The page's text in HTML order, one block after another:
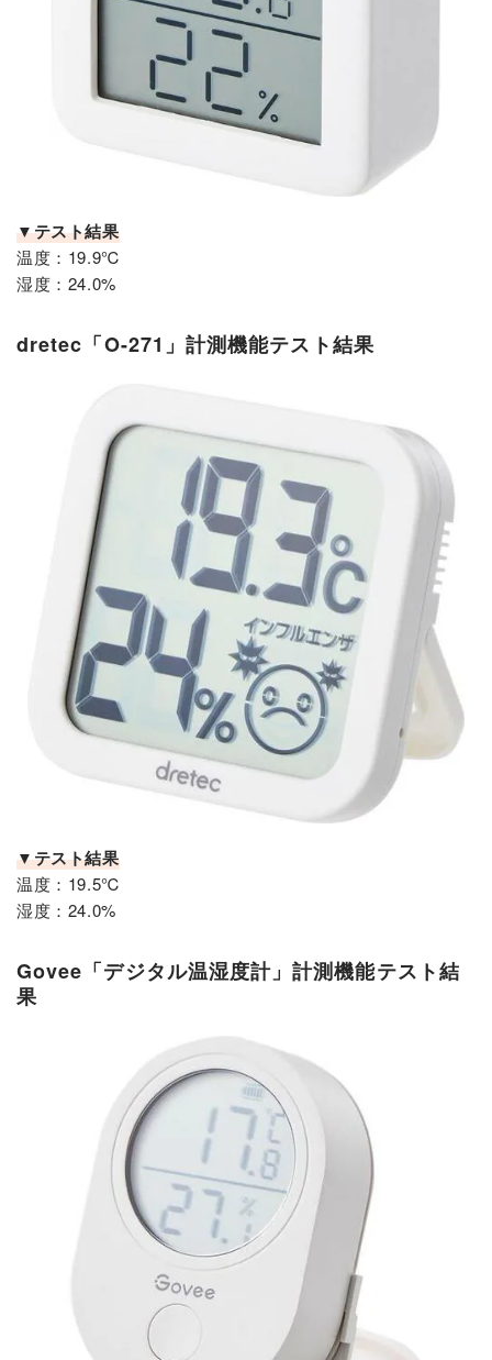
▼テスト結果
温度：19.9℃
湿度：24.0%
dretec「O-271」計測機能テスト結果
▼テスト結果
温度：19.5℃
湿度：24.0%
Govee「デジタル温湿度計」計測機能テスト結
果